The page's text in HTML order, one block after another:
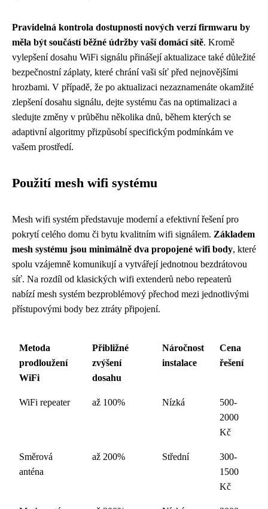
Pravidelná kontrola dostupnosti nových verzí firmwaru by
měla být součástí běžné údržby vaší domácí sítě. Kromě
vylepšení dosahu WiFi signálu přinášejí aktualizace také důležité
bezpečnostní záplaty, které chrání vaši síť před nejnovějšími
hrozbami. V případě, že po aktualizaci nezaznamenáte okamžité
zlepšení dosahu signálu, dejte systému čas na optimalizaci a
sledujte změny v průběhu několika dnů, během kterých se
adaptivní algoritmy přizpůsobí specifickým podmínkám ve
vašem prostředí.
Použití mesh wifi systému
Mesh wifi systém představuje moderní a efektivní řešení pro
pokrytí celého domu či bytu kvalitním wifi signálem. Základem
mesh systému jsou minimálně dva propojené wifi body, které
spolu vzájemně komunikují a vytvářejí jednotnou bezdrátovou
síť. Na rozdíl od klasických wifi extenderů nebo repeaterů
nabízí mesh systém bezproblémový přechod mezi jednotlivými
přístupovými body bez ztráty připojení.
Metoda
prodloužení
WiFi
Přibližné
zvýšení
dosahu
Náročnost
instalace
Cena
řešení
WiFi repeater až 100% Nízká
500-
2000
Kč
Směrová
anténa
až 200% Střední
300-
1500
Kč